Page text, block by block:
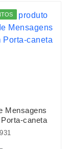
Mensagens
caneta